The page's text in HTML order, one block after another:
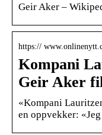
Geir Aker –
https://
Kompani
Geir Aker
«Kompani
en oppvekker: